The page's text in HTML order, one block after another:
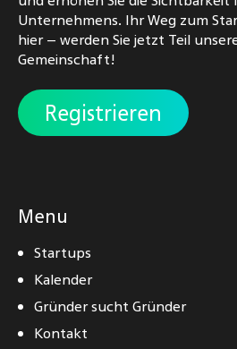
Unternehmens. Ihr Weg zum
hier – werden Sie jetzt Teil
Gemeinschaft!
Registrieren
Menu
Startups
Kalender
Gründer sucht Gründer
Kontakt